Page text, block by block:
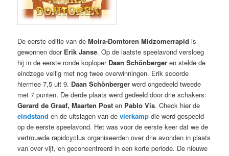
De eerste editie van deMoira-Domtoren Midzomerrapidis
gewonnen door Erik Janse. Op de laatste speelavond versloeg
hij in de eerste ronde koploper Daan Schönberger en stelde de
eindzege veilig met nog twee overwinningen. Erik scoorde
hiermee 7,5 uit 9. Daan Schönberger werd ongedeeld tweede
met 7 punten. De derde plaats werd gedeeld door drie schakers:
Gerard de Graaf, Maarten Post en Pablo Vis. Check hier de
eindstand en de uitslagen van devierkamp die werd gespeeld
op de eerste speelavond. Het was voor de eerste keer dat we de
vertrouwde rapidcyclus organiseerden over drie avonden in plaats
van over vijf, en geconcentreerd in een korte periode. De nieuwe